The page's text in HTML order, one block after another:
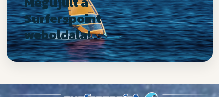
Surferspoint
weboldala!